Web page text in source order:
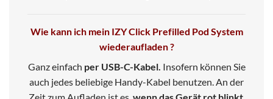
Wie kann ich mein IZY Click Prefilled Pod System
wiederaufladen ?
Ganz einfach per USB-C-Kabel. Insofern können Sie
auch jedes beliebige Handy-Kabel benutzen. An der
Zeit zum Aufladen ist es, wenn das Gerät rot blinkt.